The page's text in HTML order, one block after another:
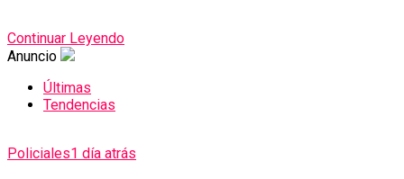
Continuar Leyendo
Anuncio
Últimas
Tendencias
Policiales1 día atrás